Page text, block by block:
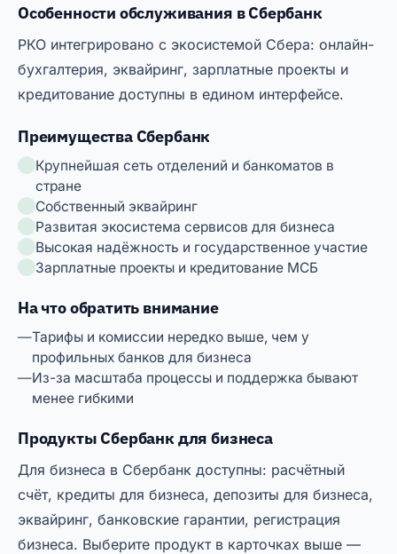
Особенности обслуживания в Сбербанк
РКО интегрировано с экосистемой Сбера: онлайн-
бухгалтерия, эквайринг, зарплатные проекты и
кредитование доступны в едином интерфейсе.
Преимущества Сбербанк
Крупнейшая сеть отделений и банкоматов в
стране
Собственный эквайринг
Развитая экосистема сервисов для бизнеса
Высокая надёжность и государственное участие
Зарплатные проекты и кредитование МСБ
На что обратить внимание
Тарифы и комиссии нередко выше, чем у
профильных банков для бизнеса
Из-за масштаба процессы и поддержка бывают
менее гибкими
Продукты Сбербанк для бизнеса
Для бизнеса в Сбербанк доступны: расчётный
счёт, кредиты для бизнеса, депозиты для бизнеса,
эквайринг, банковские гарантии, регистрация
бизнеса. Выберите продукт в карточках выше —